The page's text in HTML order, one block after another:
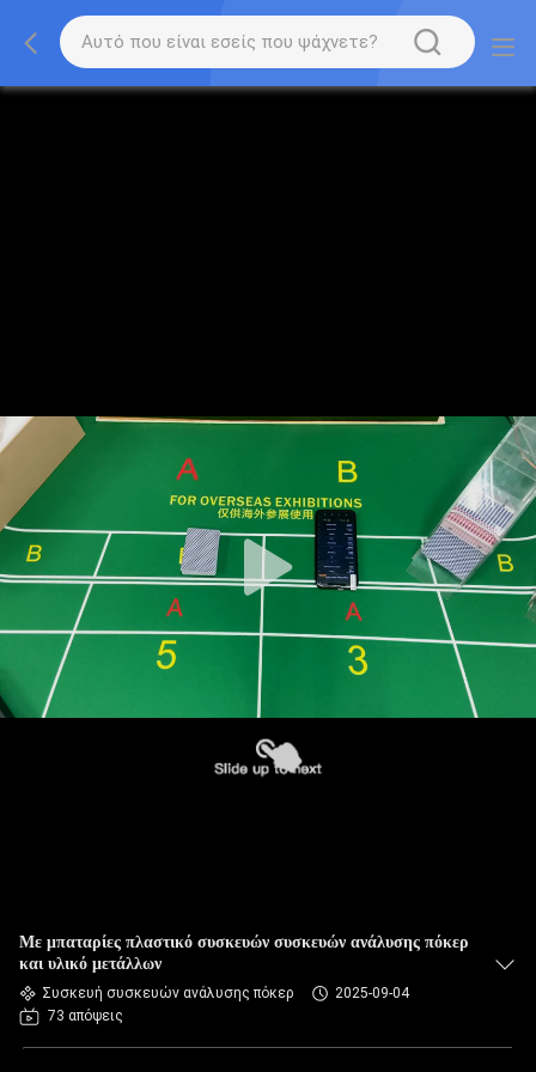
Με μπαταρίες πλαστικό συσκευών συσκευών ανάλυσης πόκερ
και υλικό μετάλλων
Συσκευή συσκευών ανάλυσης πόκερ
2025-09-04
73 απόψεις